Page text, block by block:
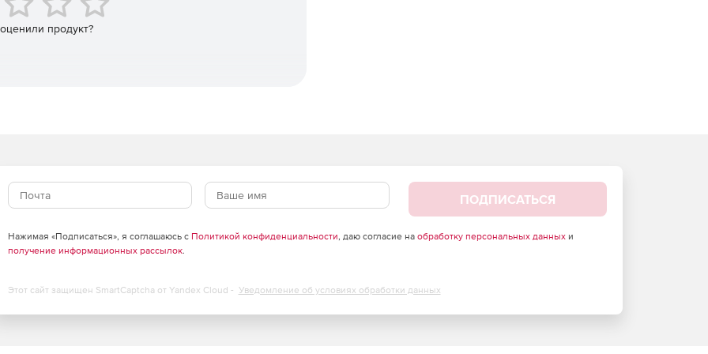
на 90 дней.
продукт?
ПОДПИСАТЬСЯ
Нажимая «Подписаться», я соглашаюсь с Политикой конфиденциальности, даю согласие на обработку персональных данныхи
получение информационных рассылок.
Этот сайт защищен SmartCaptcha от Yandex Cloud - Уведомление об условиях обработки данных